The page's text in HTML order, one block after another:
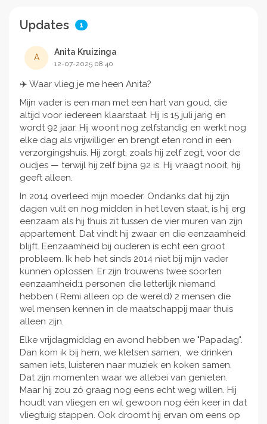
zitten een taartje eten.” En dat is ook zo. Ik mag van
Ik wil hem daarom op zijn 92e verjaardag verrassen
om samen te gaan vliegen en te cruisen met zijn
dochter en zijn kleinzoon nu het nog kan. Iets wat hij
nog nooit heeft meegemaakt en zo graag nog één
keer wil beleven. Eén cruise is ook het enige wat
mogelijk is. Hij is snel moe.
Hij verdient het zo om nog één keer zo verrast te
worden en iets te beleven waarvan hij nooit had
gedacht dat het ooit nog zou kunnen
gebeuren. Kortom? Ik hoop dat jullie mijn intentie
begrijpen. En als het niet lukt, is dat ook goed. Dan
zitten we met z’n allen gewoon weer heerlijk rond die
keukentafel. Maar het is in ieder geval de moeite
waard om te proberen iets wat zo onbereikbaar lijkt
toch mogelijk te maken.
Daarom start ik deze crowdfunding Help jij mee om
dit mogelijk te maken?
Niets moet en alles mag. Dank voor het lezen. liefs
Anita.
Updates 1
A
Anita Kruizinga
12-07-2025 08:40
✈️ Waar vlieg je me heen Anita?
Mijn vader is een man met een hart van goud, die
altijd voor iedereen klaarstaat. Hij is 15 juli jarig en
wordt 92 jaar. Hij woont nog zelfstandig en werkt nog
elke dag als vrijwilliger en brengt eten rond in een
verzorgingshuis. Hij zorgt, zoals hij zelf zegt, voor de
oudjes — terwijl hij zelf bijna 92 is. Hij vraagt nooit, hij
geeft alleen.
In 2014 overleed mijn moeder. Ondanks dat hij zijn
dagen vult en nog midden in het leven staat, is hij erg
eenzaam als hij thuis zit tussen de vier muren van zijn
appartement. Dat vindt hij zwaar en die eenzaamheid
blijft. Eenzaamheid bij ouderen is echt een groot
probleem. Ik heb het sinds 2014 niet bij mijn vader
kunnen oplossen. Er zijn trouwens twee soorten
eenzaamheid:1 personen die letterlijk niemand
hebben ( Remi alleen op de wereld) 2 mensen die
wel mensen kennen in de maatschappij maar thuis
alleen zijn.
Elke vrijdagmiddag en avond hebben we "Papadag".
Dan kom ik bij hem, we kletsen samen, we drinken
samen iets, luisteren naar muziek en koken samen.
Dat zijn momenten waar we allebei van genieten.
Maar hij zou zó graag nog eens echt weg willen. Hij
houdt van vliegen en wil gewoon nog één keer in dat
vliegtuig stappen. Ook droomt hij ervan om eens op